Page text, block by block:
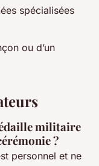
spécialisées
ou d’un
militaire
?
personnel et ne